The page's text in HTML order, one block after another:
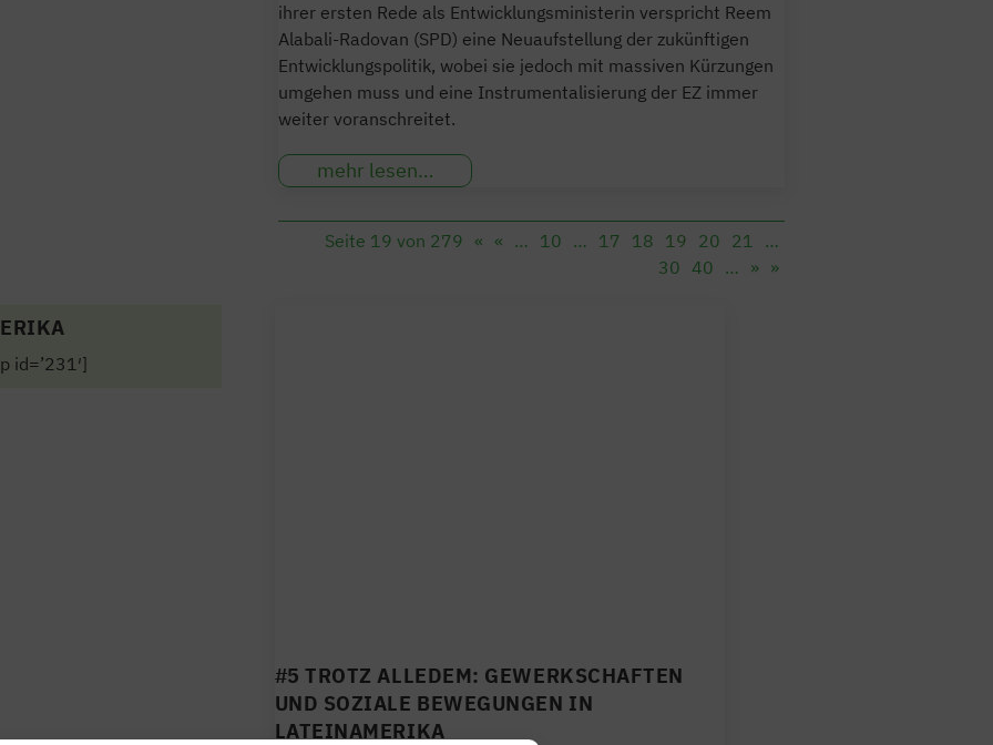
ihrer ersten Rede als Entwicklungsministerin verspricht Reem
Alabali-Radovan (SPD) eine Neuaufstellung der zukünftigen
Entwicklungspolitik, wobei sie jedoch mit massiven Kürzungen
umgehen muss und eine Instrumentalisierung der EZ immer
weiter voranschreitet.
mehr lesen…
Seite 19 von 279 « « … 10 … 17 18 19 20 21 …
30 40 … » »
id=’231′]
#5 TROTZ ALLEDEM: GEWERKSCHAFTEN
UND SOZIALE BEWEGUNGEN IN
LATEINAMERIKA